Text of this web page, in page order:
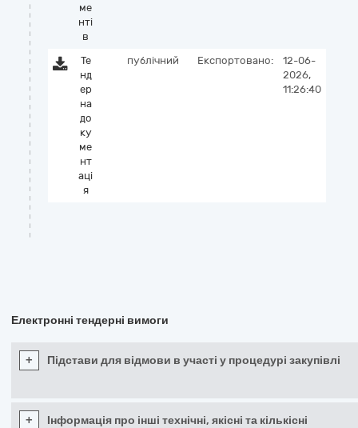
ме
нті
в
Те
нд
ер
на
до
ку
ме
нт
аці
я
публічний Експортовано:
12-06-
2026,
11:26:40
Електронні тендерні вимоги
+ Підстави для відмови в участі у процедурі закупівлі
+
Інформація про інші технічні, якісні та кількісні